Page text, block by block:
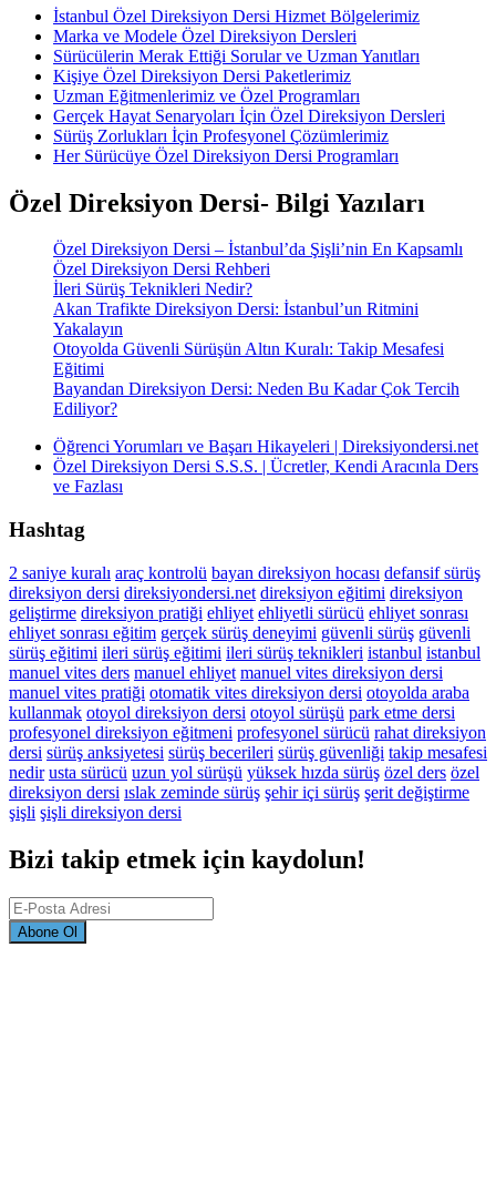
İstanbul Özel Direksiyon Dersi Hizmet Bölgelerimiz
Marka ve Modele Özel Direksiyon Dersleri
Sürücülerin Merak Ettiği Sorular ve Uzman Yanıtları
Kişiye Özel Direksiyon Dersi Paketlerimiz
Uzman Eğitmenlerimiz ve Özel Programları
Gerçek Hayat Senaryoları İçin Özel Direksiyon Dersleri
Sürüş Zorlukları İçin Profesyonel Çözümlerimiz
Her Sürücüye Özel Direksiyon Dersi Programları
Özel Direksiyon Dersi- Bilgi Yazıları
Özel Direksiyon Dersi – İstanbul’da Şişli’nin En Kapsamlı
Özel Direksiyon Dersi Rehberi
İleri Sürüş Teknikleri Nedir?
Akan Trafikte Direksiyon Dersi: İstanbul’un Ritmini
Yakalayın
Otoyolda Güvenli Sürüşün Altın Kuralı: Takip Mesafesi
Eğitimi
Bayandan Direksiyon Dersi: Neden Bu Kadar Çok Tercih
Ediliyor?
Öğrenci Yorumları ve Başarı Hikayeleri | Direksiyondersi.net
Özel Direksiyon Dersi S.S.S. | Ücretler, Kendi Aracınla Ders
ve Fazlası
Hashtag
2 saniye kuralı araç kontrolü bayan direksiyon hocası defansif sürüş
direksiyon dersi direksiyondersi.net direksiyon eğitimi direksiyon
geliştirme direksiyon pratiği ehliyet ehliyetli sürücü ehliyet sonrası
ehliyet sonrası eğitim gerçek sürüş deneyimi güvenli sürüş güvenli
sürüş eğitimi ileri sürüş eğitimi ileri sürüş teknikleri istanbul istanbul
manuel vites ders manuel ehliyet manuel vites direksiyon dersi
manuel vites pratiği otomatik vites direksiyon dersi otoyolda araba
kullanmak otoyol direksiyon dersi otoyol sürüşü park etme dersi
profesyonel direksiyon eğitmeni profesyonel sürücü rahat direksiyon
dersi sürüş anksiyetesi sürüş becerileri sürüş güvenliği takip mesafesi
nedir usta sürücü uzun yol sürüşü yüksek hızda sürüş özel ders özel
direksiyon dersi ıslak zeminde sürüş şehir içi sürüş şerit değiştirme
şişli şişli direksiyon dersi
Bizi takip etmek için kaydolun!
Abone Ol